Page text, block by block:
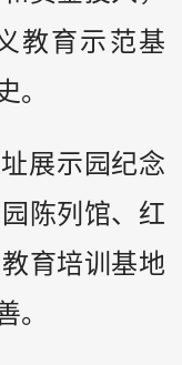
教育示范基
。
展示园纪念
陈列馆、红
育培训基地
。